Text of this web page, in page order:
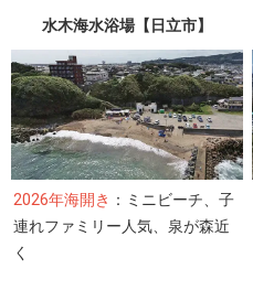
水木海水浴場【日立市】
2026年海開き ：ミニビーチ、子
連れファミリー人気、泉が森近
く